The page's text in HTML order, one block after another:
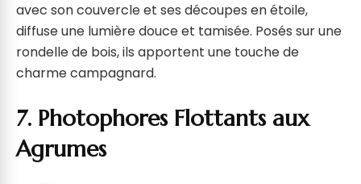
avec son couvercle et ses découpes en étoile,
diffuse une lumière douce et tamisée. Posés sur une
rondelle de bois, ils apportent une touche de
charme campagnard.
7. Photophores Flottants aux
Agrumes